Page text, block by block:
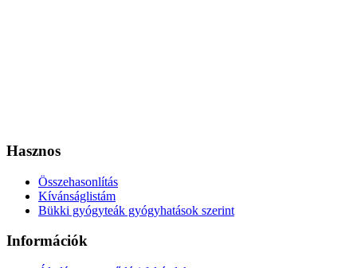
Hasznos
Összehasonlítás
Kívánságlistám
Bükki gyógyteák gyógyhatások szerint
Információk